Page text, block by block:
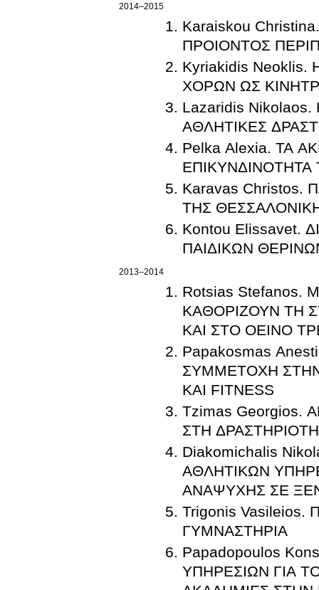
2014–2015
Karaiskou
ΠΡΟΙΟΝΤΟΣ
Kyriakidis
ΧΟΡΩΝ ΩΣ
Lazaridis
ΑΘΛΗΤΙΚΕΣ
Pelka Alexia. ΤΑ
Karavas Christos.
ΤΗΣ
Kontou Elissavet.
ΠΑΙΔΙΚΩΝ
2013–2014
Rotsias
ΚΑΘΟΡΙΖΟΥΝ ΤΗ
ΚΑΙ ΣΤΟ ΟΕΙΝΟ
Papakosmas
ΣΥΜΜΕΤΟΧΗ
ΚΑΙ FITNESS
Tzimas Georgios.
ΣΤΗ
Diakomichalis
ΑΘΛΗΤΙΚΩΝ
ΑΝΑΨΥΧΗΣ ΣΕ
Trigonis
ΓΥΜΝΑΣΤΗΡΙΑ
Papadopoulos
ΥΠΗΡΕΣΙΩΝ ΓΙΑ